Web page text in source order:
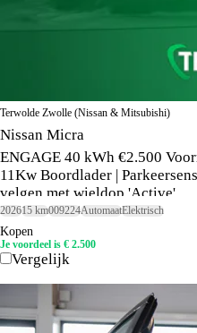
Terwolde Zwolle (Nissan & Mitsubishi)
Nissan Micra
ENGAGE 40 kWh €2.500
11Kw Boordlader |
velgen met wieldop 'Active'
202615 km009224AutomaatElektrisch
Kopen
Je voordeel is € 2.500
Vergelijk